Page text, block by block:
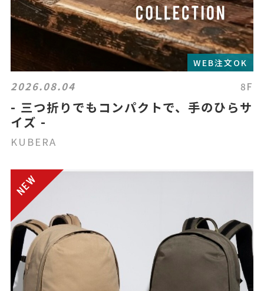
WEB注文OK
2026.08.04 8F
- 三つ折りでもコンパクトで、手のひらサ
イズ -
KUBERA